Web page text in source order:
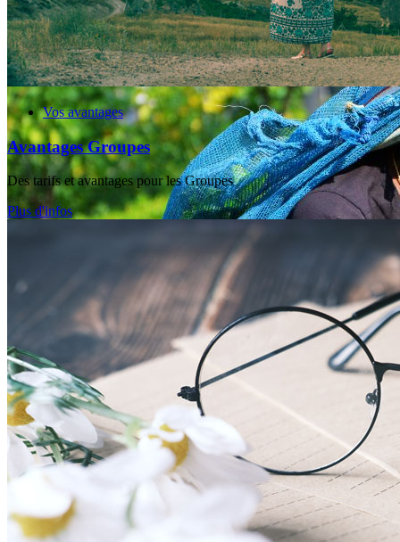
Sri Lanka
Vos avantages
Avantages Groupes
Des tarifs et avantages pour les Groupes
Plus d'infos